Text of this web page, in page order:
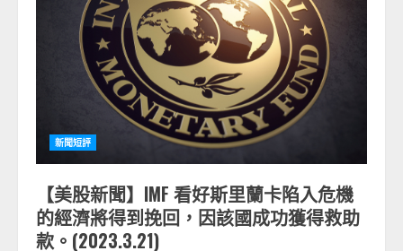
新聞短評
【美股新聞】IMF 看好斯里蘭卡陷入危機
的經濟將得到挽回，因該國成功獲得救助
款。(2023.3.21)